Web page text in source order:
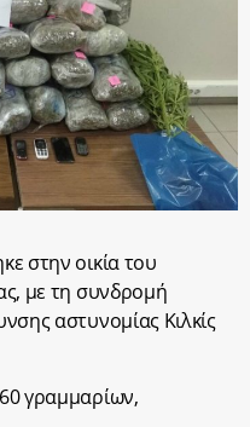
στην οικία του
με τη συνδρομή
αστυνομίας Κιλκίς
γραμμαρίων,